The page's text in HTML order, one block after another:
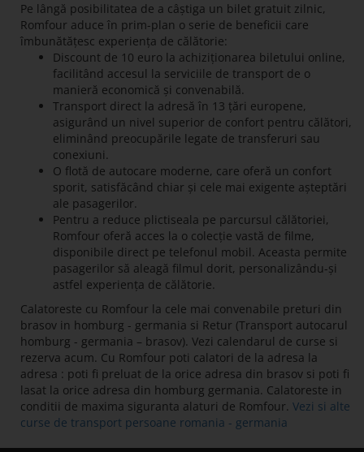
Pe lângă posibilitatea de a câștiga un bilet gratuit zilnic,
Romfour aduce în prim-plan o serie de beneficii care
îmbunătățesc experiența de călătorie:
Discount de 10 euro la achiziționarea biletului online,
facilitând accesul la serviciile de transport de o
manieră economică și convenabilă.
Transport direct la adresă în 13 țări europene,
asigurând un nivel superior de confort pentru călători,
eliminând preocupările legate de transferuri sau
conexiuni.
O flotă de autocare moderne, care oferă un confort
sporit, satisfăcând chiar și cele mai exigente așteptări
ale pasagerilor.
Pentru a reduce plictiseala pe parcursul călătoriei,
Romfour oferă acces la o colecție vastă de filme,
disponibile direct pe telefonul mobil. Aceasta permite
pasagerilor să aleagă filmul dorit, personalizându-și
astfel experiența de călătorie.
Calatoreste cu Romfour la cele mai convenabile preturi din
brasov in homburg - germania si Retur (Transport autocarul
homburg - germania – brasov). Vezi calendarul de curse si
rezerva acum. Cu Romfour poti calatori de la adresa la
adresa : poti fi preluat de la orice adresa din brasov si poti fi
lasat la orice adresa din homburg germania. Calatoreste in
conditii de maxima siguranta alaturi de Romfour. Vezi si alte
curse de transport persoane romania - germania